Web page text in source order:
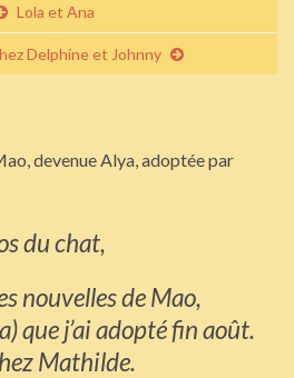
Lola et Ana
Delphine et Johnny
devenue Alya, adoptée par
du chat,
nouvelles de Mao,
que j’ai adopté fin août.
Mathilde.